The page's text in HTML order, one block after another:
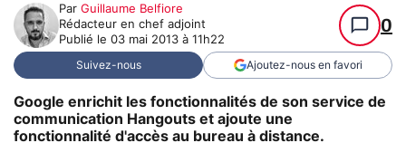
Par Guillaume Belfiore
Rédacteur en chef adjoint
Publié le 03 mai 2013 à 11h22
0
Suivez-nous Ajoutez-nous en favori
Google enrichit les fonctionnalités de son service de
communication Hangouts et ajoute une
fonctionnalité d'accès au bureau à distance.